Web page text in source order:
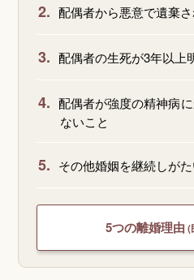
2. 配偶者から悪意で遺棄
3. 配偶者の生死が3年以上
4. 配偶者が強度の精神病
ないこと
5. その他婚姻を継続しが
5つの離婚理由 (